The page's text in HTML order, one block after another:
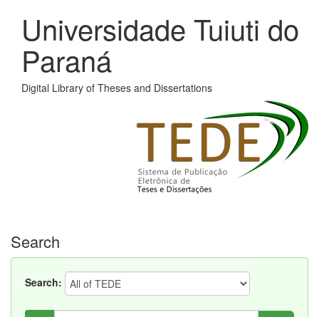
Universidade Tuiuti do
Paraná
Digital Library of Theses and Dissertations
Search
Search: